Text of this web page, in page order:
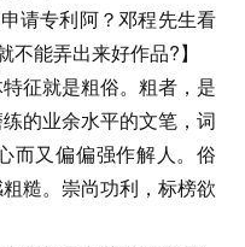
申请专利阿？邓程先生看
能弄出来好作品?】
征就是粗俗。粗者，是
的业余水平的文笔，词
而又偏偏强作解人。俗
糙。崇尚功利，标榜欲